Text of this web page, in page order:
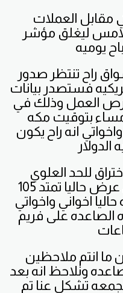
مقابل العملات
ليغلق مؤشر
راح تنتظر صدور
فستصدر بيانات
العمل وذلك في
بتوقيت مكه
انه راح يكون
بالضبط يعني عنا مناطق عرض حاليا تمتد 105
حاليا اخواني واخواتي
الصاعده على فريم
ما انتم ملاحظين
ونلاحظ انه بعد
تشكل عنا تم